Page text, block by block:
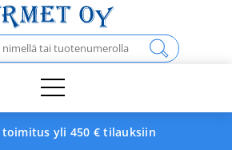
toimitus yli 450 € tilauksiin